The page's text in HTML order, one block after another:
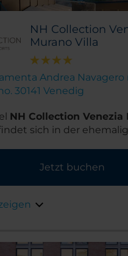
NH Collection
Murano Villa
Andrea Navagero
30141 Venedig
NH Collection Venezia
sich in der
Fahrt bringt Sie
Festland.
Jetzt buchen